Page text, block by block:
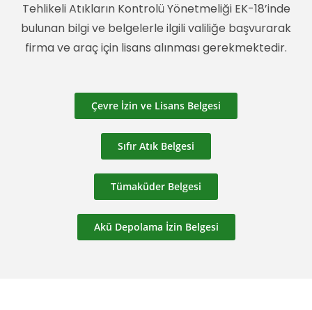
Tehlikeli Atıkların Kontrolü Yönetmeliği EK-18’inde
bulunan bilgi ve belgelerle ilgili valiliğe başvurarak
firma ve araç için lisans alınması gerekmektedir.
Çevre İzin ve Lisans Belgesi
Sıfır Atık Belgesi
Tümaküder Belgesi
Akü Depolama İzin Belgesi